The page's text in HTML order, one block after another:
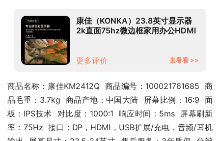
康佳（KONKA）23.8英寸显示器
2k直面75hz微边框家用办公HDMI
更多评价
去看看 >>
商品名称：康佳KM2412Q  商品编号：100021761685  商
品毛重：3.7kg  商品产地：中国大陆  屏幕比例：16:9  面
板：IPS技术  对比度：1000:1  响应时间：5ms  屏幕刷新
率：75Hz  接口：DP，HDMI，USB扩展/充电，音频/耳机